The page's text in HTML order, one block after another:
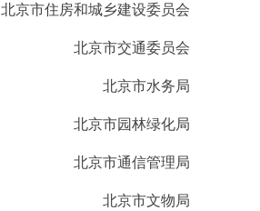
北京市住房和城乡建设委员会
北京市交通委员会
北京市水务局
北京市园林绿化局
北京市通信管理局
北京市文物局